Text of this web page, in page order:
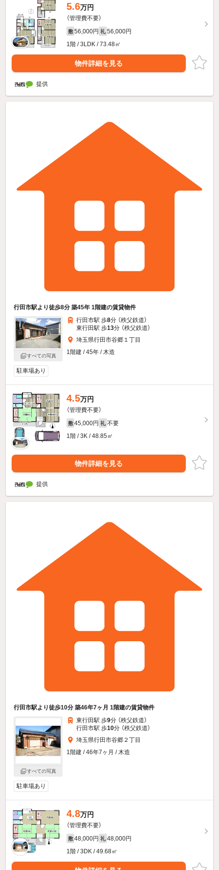
5.6万円
（管理費不要）
敷 56,000円 礼 56,000円
1階 / 3LDK / 73.48㎡
物件詳細を見る
提供
行田市駅より徒歩8分 築45年 1階建の賃貸物件
すべての写真
行田市駅 歩8分 （秩父鉄道）
東行田駅 歩13分 （秩父鉄道）
埼玉県行田市谷郷１丁目
1階建 / 45年 / 木造
駐車場あり
4.5万円
（管理費不要）
敷 45,000円 礼 不要
1階 / 3K / 48.85㎡
物件詳細を見る
提供
行田市駅より徒歩10分 築46年7ヶ月 1階建の賃貸物件
すべての写真
東行田駅 歩9分 （秩父鉄道）
行田市駅 歩10分 （秩父鉄道）
埼玉県行田市谷郷２丁目
1階建 / 46年7ヶ月 / 木造
駐車場あり
4.8万円
（管理費不要）
敷 48,000円 礼 48,000円
1階 / 3DK / 49.68㎡